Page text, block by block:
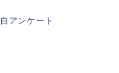
アンケート